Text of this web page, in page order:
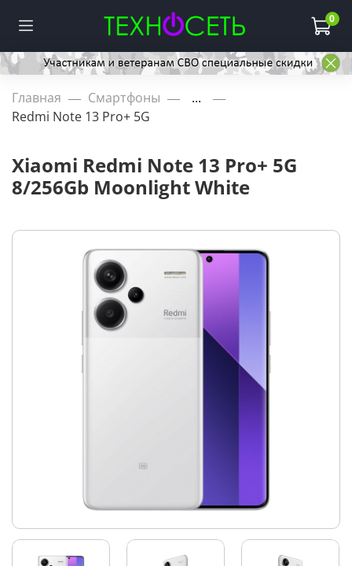
0
Главная Смартфоны
...
Redmi Note 13 Pro+ 5G
Xiaomi Redmi Note 13 Pro+ 5G
8/256Gb Moonlight White